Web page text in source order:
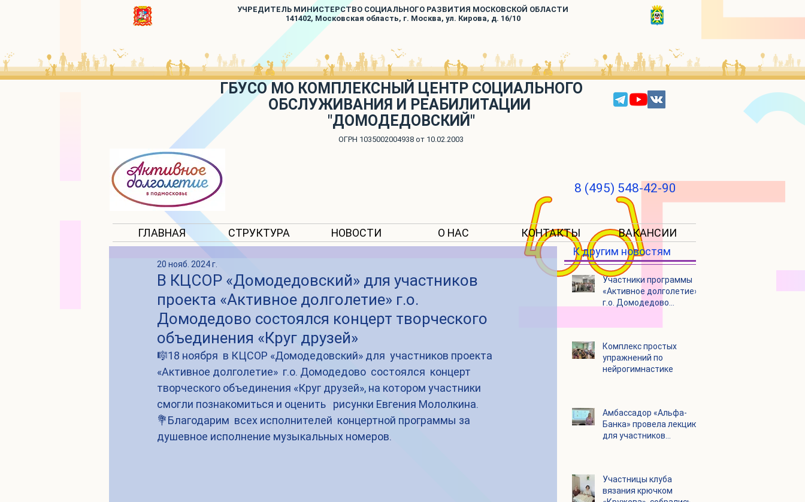
УЧРЕДИТЕЛЬ МИНИСТЕРСТВО СОЦИАЛЬНОГО РАЗВИТИЯ МОСКОВСКОЙ ОБЛАСТИ
141402, Московская область, г. Москва, ул. Кирова, д. 16/10
ГБУСО МО КОМПЛЕКСНЫЙ ЦЕНТР СОЦИАЛЬНОГО
ОБСЛУЖИВАНИЯ И РЕАБИЛИТАЦИИ
"ДОМОДЕДОВСКИЙ"
ОГРН 1035002004938 от 10.02.2003
8 (495) 548-42-90
ГЛАВНАЯ СТРУКТУРА НОВОСТИ О НАС КОНТАКТЫ ВАКАНСИИ
В КЦСОР «Домодедовский» для участников
проекта «Активное долголетие» г.о.
Домодедово состоялся концерт творческого
объединения «Круг друзей»
20 нояб. 2024 г.
🎼18 ноября  в КЦСОР «Домодедовский» для  участников проекта
«Активное долголетие»  г.о. Домодедово  состоялся  концерт
творческого объединения «Круг друзей», на котором участники
смогли познакомиться и оценить   рисунки Евгения Мололкина.
💐Благодарим  всех исполнителей  концертной программы за
душевное исполнение музыкальных номеров.
К другим новостям
Участники программы
«Активное долголетие»
г.о. Домодедово
Комплекс простых
упражнений по
нейрогимнастике
Амбассадор «Альфа-
Банка» провела лекцию
для участников
Участницы клуба
вязания крючком